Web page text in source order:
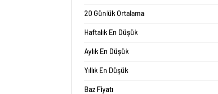
20 Günlük Ortalama
Haftalık En Düşük
Aylık En Düşük
Yıllık En Düşük
Baz Fiyatı